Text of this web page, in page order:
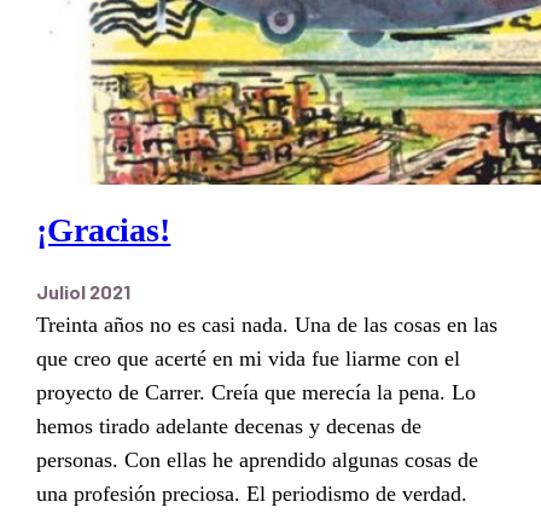
¡Gracias!
Juliol 2021
Treinta años no es casi nada. Una de las cosas en las
que creo que acerté en mi vida fue liarme con el
proyecto de Carrer. Creía que merecía la pena. Lo
hemos tirado adelante decenas y decenas de
personas. Con ellas he aprendido algunas cosas de
una profesión preciosa. El periodismo de verdad.